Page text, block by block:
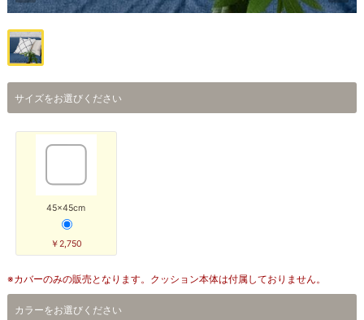
サイズをお選びください
45×45cm
￥2,750
※カバーのみの販売となります。クッション本体は付属しておりません。
カラーをお選びください